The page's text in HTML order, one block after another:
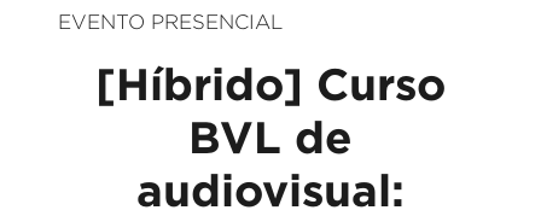
EVENTO PRESENCIAL
[Híbrido] Curso
BVL de
audiovisual: